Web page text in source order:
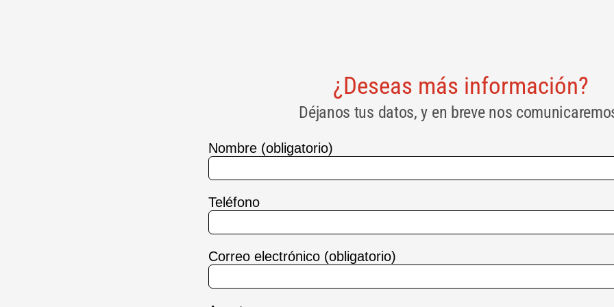
¿Deseas más información?
Déjanos tus datos, y en breve nos
Nombre (obligatorio)
Teléfono
Correo electrónico (obligatorio)